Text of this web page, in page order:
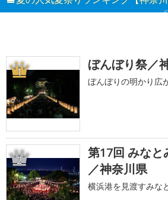
1 ぼんぼり祭／
ぼんぼりの明かり広
2
第17回 みなと
／神奈川県
横浜港を見渡すみな